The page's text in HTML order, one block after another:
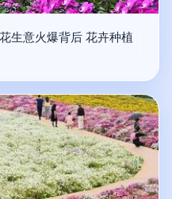
生意火爆背后 花卉种植